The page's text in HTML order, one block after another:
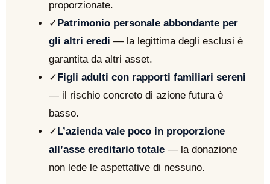
proporzionate.
✓Patrimonio personale abbondante per
gli altri eredi — la legittima degli esclusi è
garantita da altri asset.
✓Figli adulti con rapporti familiari sereni
— il rischio concreto di azione futura è
basso.
✓L’azienda vale poco in proporzione
all’asse ereditario totale — la donazione
non lede le aspettative di nessuno.